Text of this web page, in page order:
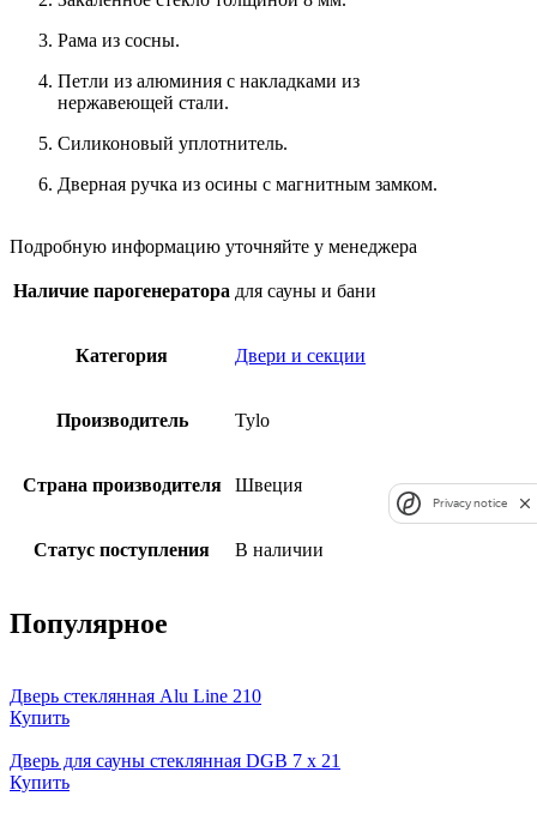
Рама из сосны.
Петли из алюминия с накладками из
нержавеющей стали.
Силиконовый уплотнитель.
Дверная ручка из осины с магнитным замком.
Подробную информацию уточняйте у менеджера
Наличие парогенератора для сауны и бани
Категория Двери и секции
Производитель Tylo
Страна производителя Швеция
Статус поступления В наличии
Популярное
Дверь стеклянная Alu Line 210
Купить
Дверь для сауны стеклянная DGB 7 x 21
Купить
Privacy notice